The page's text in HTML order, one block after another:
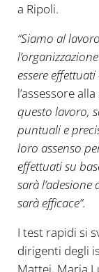
a Ripoli.
“Siamo al
essere effettuati
l’assessore
questo lavoro,
puntuali e
loro assenso
effettuati su
sarà
sarà efficace”.
I test rapidi si
dirigenti degli